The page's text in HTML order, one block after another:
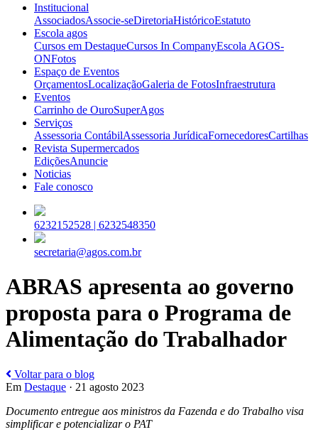
Institucional
AssociadosAssocie-seDiretoriaHistóricoEstatuto
Escola agos
Cursos em DestaqueCursos In CompanyEscola AGOS-
ONFotos
Espaço de Eventos
OrçamentosLocalizaçãoGaleria de FotosInfraestrutura
Eventos
Carrinho de OuroSuperAgos
Serviços
Assessoria ContábilAssessoria JurídicaFornecedoresCartilhas
Revista Supermercados
EdiçõesAnuncie
Noticias
Fale conosco
6232152528 | 6232548350
secretaria@agos.com.br
ABRAS apresenta ao governo
proposta para o Programa de
Alimentação do Trabalhador
Voltar para o blog
Em Destaque · 21 agosto 2023
Documento entregue aos ministros da Fazenda e do Trabalho visa
simplificar e potencializar o PAT